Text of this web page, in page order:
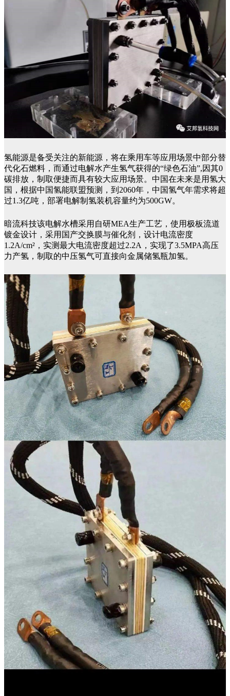
氢能源是备受关注的新能源，将在乘用车等应用场景中部分替
代化石燃料，而通过电解水产生氢气获得的“绿色石油”,因其0
碳排放，制取便捷而具有较大应用场景。中国在未来是用氢大
国，根据中国氢能联盟预测，到2060年，中国氢气年需求将超
过1.3亿吨，部署电解制氢装机容量约为500GW。
暗流科技该电解水槽采用自研MEA生产工艺，使用极板流道
镀金设计，采用国产交换膜与催化剂，设计电流密度
1.2A/cm²，实测最大电流密度超过2.2A，实现了3.5MPA高压
力产氢，制取的中压氢气可直接向金属储氢瓶加氢。